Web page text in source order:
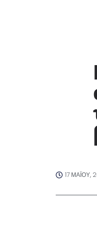
17 ΜΑΪ́ΟΥ,